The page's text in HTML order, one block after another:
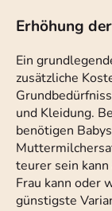
Erhöhung
Ein
zusätzliche
und Kleidung.
benötigen
teurer sein
Frau kann oder
günstigste